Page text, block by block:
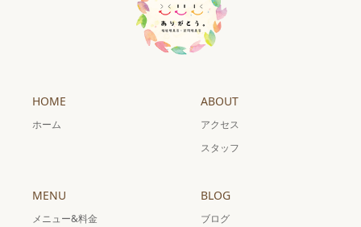
HOME
ホーム
ABOUT
アクセス
スタッフ
MENU
メニュー&料金
BLOG
ブログ